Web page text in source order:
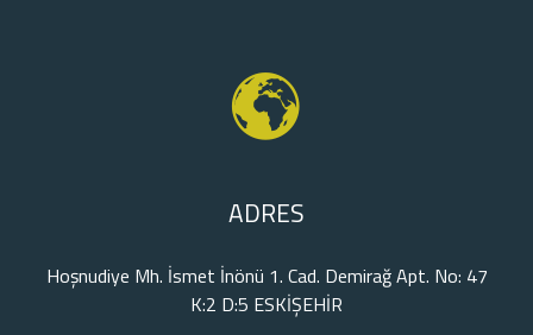
ADRES
Hoşnudiye Mh. İsmet İnönü 1. Cad. Demirağ Apt. No: 47
K:2 D:5 ESKİŞEHİR